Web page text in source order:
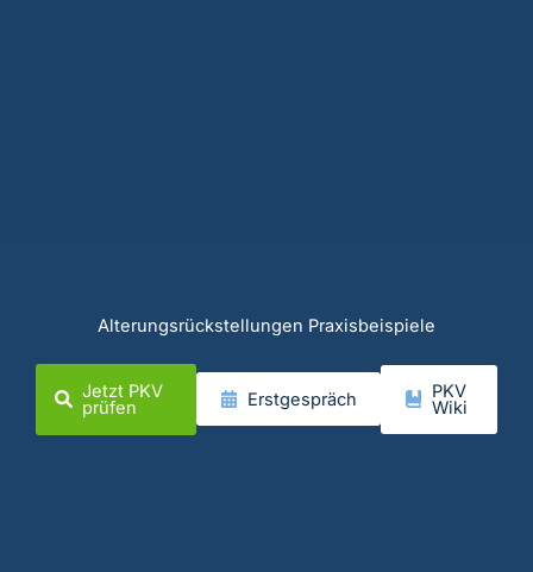
Alterungsrückstellungen Praxisbeispiele
Jetzt PKV
prüfen Erstgespräch PKV
Wiki